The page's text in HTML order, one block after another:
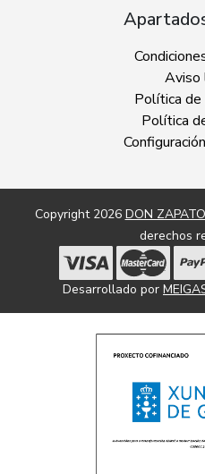
Aviso
Política de
Política
Copyright 2026 DON
derechos
Desarrollado por